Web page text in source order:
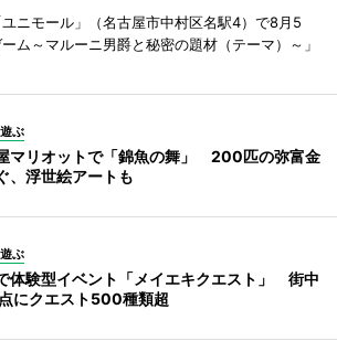
ニモール」（名古屋市中村区名駅4）で8月5
ム～マルーニ男爵と秘密の題材（テーマ）～」
ぶ
マリオットで「錦魚の舞」 200匹の弥富金
、浮世絵アートも
ぶ
体験型イベント「メイエキクエスト」 街中
にクエスト500種類超